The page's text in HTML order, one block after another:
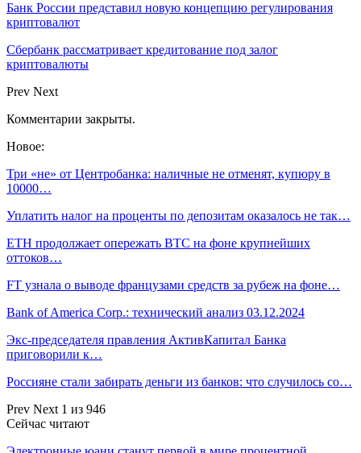
Банк России представил новую концепцию регулирования
криптовалют
Сбербанк рассматривает кредитование под залог
криптовалюты
Prev Next
Комментарии закрыты.
Новое:
Три «не» от Центробанка: наличные не отменят, купюру в
10000…
Уплатить налог на проценты по депозитам оказалось не так…
ETH продолжает опережать BTC на фоне крупнейших
оттоков…
FT узнала о выводе французами средств за рубеж на фоне…
Bank of America Corp.: технический анализ 03.12.2024
Экс-председателя правления АктивКапитал Банка
приговорили к…
Россияне стали забирать деньги из банков: что случилось со…
Prev Next 1 из 946
Сейчас читают